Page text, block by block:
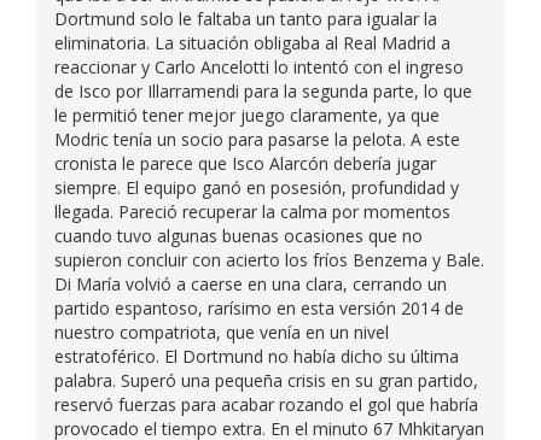
Dortmund solo le faltaba un tanto para igualar la
eliminatoria. La situación obligaba al Real Madrid a
reaccionar y Carlo Ancelotti lo intentó con el ingreso
de Isco por Illarramendi para la segunda parte, lo que
le permitió tener mejor juego claramente, ya que
Modric tenía un socio para pasarse la pelota. A este
cronista le parece que Isco Alarcón debería jugar
siempre. El equipo ganó en posesión, profundidad y
llegada. Pareció recuperar la calma por momentos
cuando tuvo algunas buenas ocasiones que no
supieron concluir con acierto los fríos Benzema y Bale.
Di María volvió a caerse en una clara, cerrando un
partido espantoso, rarísimo en esta versión 2014 de
nuestro compatriota, que venía en un nivel
estratoférico. El Dortmund no había dicho su última
palabra. Superó una pequeña crisis en su gran partido,
reservó fuerzas para acabar rozando el gol que habría
provocado el tiempo extra. En el minuto 67 Mhkitaryan